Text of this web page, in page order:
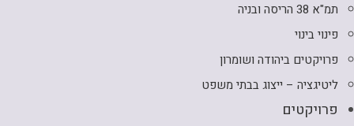
תמ"א 38 הריסה ובניה
פינוי בינוי
פרויקטים ביהודה ושומרון
ליטיגציה – ייצוג בבתי משפט
פרויקטים